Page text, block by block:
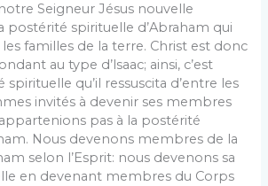
Seigneur Jésus nouvelle
postérité spirituelle d’Abraham qui
familles de la terre. Christ est donc
au type d’lsaac; ainsi, c’est
qu’il ressuscita d’entre les
invités à devenir ses membres
pas à la postérité
Nous devenons membres de la
selon l’Esprit: nous devenons sa
en devenant membres du Corps